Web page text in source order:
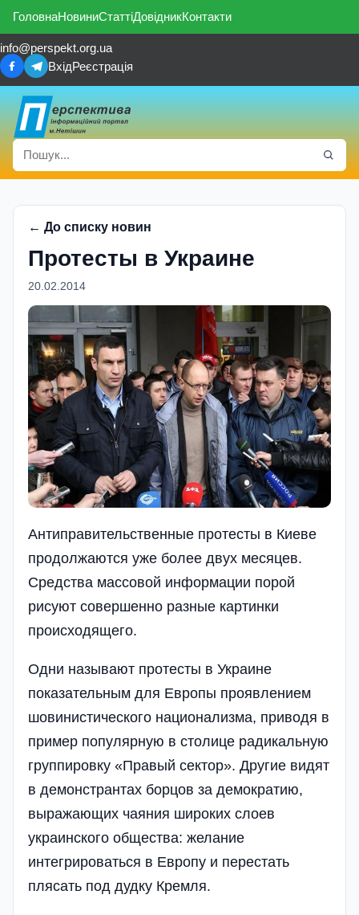
ГоловнаНовиниСтаттіДовідникКонтакти
info@perspekt.org.ua
ВхідРеєстрація
← До списку новин
Протесты в Украине
20.02.2014
Антиправительственные протесты в Киеве
продолжаются уже более двух месяцев.
Средства массовой информации порой
рисуют совершенно разные картинки
происходящего.
Одни называют протесты в Украине
показательным для Европы проявлением
шовинистического национализма, приводя в
пример популярную в столице радикальную
группировку «Правый сектор». Другие видят
в демонстрантах борцов за демократию,
выражающих чаяния широких слоев
украинского общества: желание
интегрироваться в Европу и перестать
плясать под дудку Кремля.